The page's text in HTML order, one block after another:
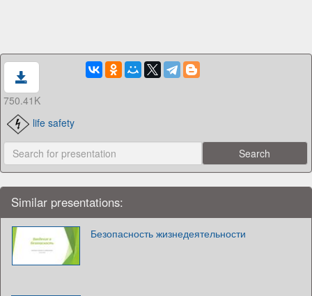
750.41K
life safety
Similar presentations:
Безопасность жизнедеятельности